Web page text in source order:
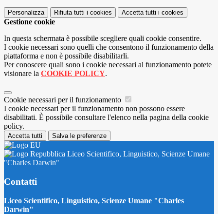
Personalizza Rifiuta tutti i cookies Accetta tutti i cookies
Gestione cookie
In questa schermata è possibile scegliere quali cookie consentire.
I cookie necessari sono quelli che consentono il funzionamento della
piattaforma e non è possibile disabilitarli.
Per conoscere quali sono i cookie necessari al funzionamento potete
visionare la COOKIE POLICY.
Cookie necessari per il funzionamento
I cookie necessari per il funzionamento non possono essere
disabilitati. È possibile consultare l'elenco nella pagina della cookie
policy.
Accetta tutti Salva le preferenze
Liceo Scientifico, Linguistico, Scienze Umane
"Charles Darwin"
Contatti
Liceo Scientifico, Linguistico, Scienze Umane "Charles
Darwin"